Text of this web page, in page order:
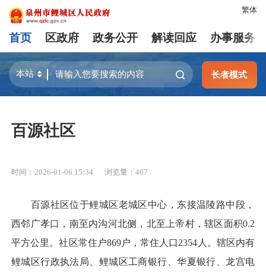
繁体
首页 区政府 政务公开 解读回应 办事服务
长者模式
百源社区
时间：2026-01-06 15:34 浏览量： 467
百源社区位于鲤城区老城区中心，东接温陵路中段，
西邻广孝口，南至内沟河北侧，北至上帝村，辖区面积0.2
平方公里。社区常住户869户，常住人口2354人。辖区内有
鲤城区行政执法局、鲤城区工商银行、华夏银行、龙宫电